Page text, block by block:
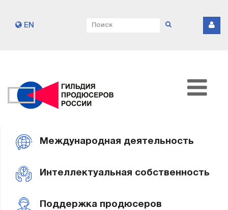
EN
Международная деятельность
Интеллектуальная собственность
Поддержка продюсеров